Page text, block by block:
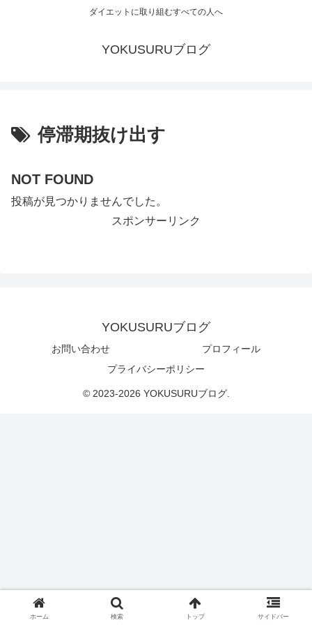
ダイエットに取り組むすべての人へ
YOKUSURUブログ
停滞期抜け出す
NOT FOUND
投稿が見つかりませんでした。
スポンサーリンク
YOKUSURUブログ
お問い合わせ
プロフィール
プライバシーポリシー
© 2023-2026 YOKUSURUブログ.
ホーム 検索 トップ サイドバー